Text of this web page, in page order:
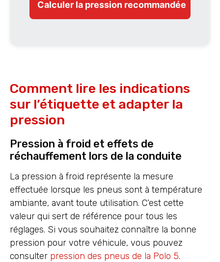
Calculer la pression recommandée
Comment lire les indications
sur l’étiquette et adapter la
pression
Pression à froid et effets de
réchauffement lors de la conduite
La pression à froid représente la mesure
effectuée lorsque les pneus sont à température
ambiante, avant toute utilisation. C’est cette
valeur qui sert de référence pour tous les
réglages. Si vous souhaitez connaître la bonne
pression pour votre véhicule, vous pouvez
consulter pression des pneus de la Polo 5.